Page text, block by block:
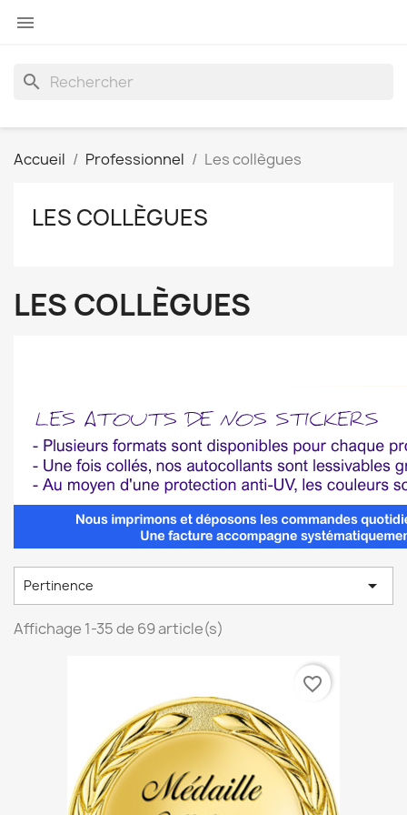

search
Accueil Professionnel Les collègues
LES COLLÈGUES
LES COLLÈGUES
Pertinence 
Affichage 1-35 de 69 article(s)
favorite_border